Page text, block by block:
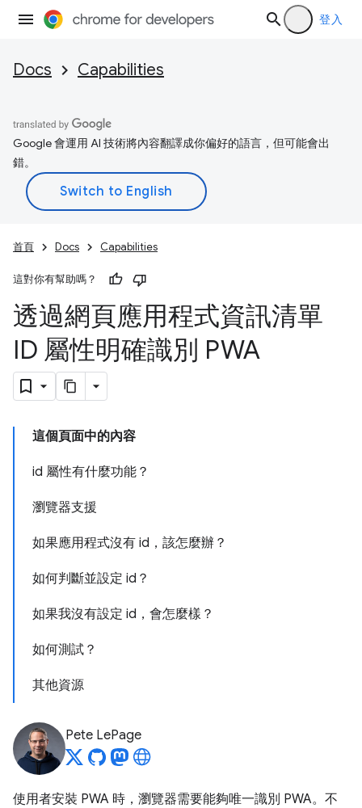
登入
Docs Capabilities
Google 會運用 AI 技術將內容翻譯成你偏好的語言，但可能會出
錯。
首頁 Docs Capabilities
這對你有幫助嗎？
透過網頁應用程式資訊清單
ID 屬性明確識別 PWA
這個頁面中的內容
id 屬性有什麼功能？
瀏覽器支援
如果應用程式沒有 id，該怎麼辦？
如何判斷並設定 id？
如果我沒有設定 id，會怎麼樣？
如何測試？
其他資源
Pete LePage
使用者安裝 PWA 時，瀏覽器需要能夠唯一識別 PWA。不